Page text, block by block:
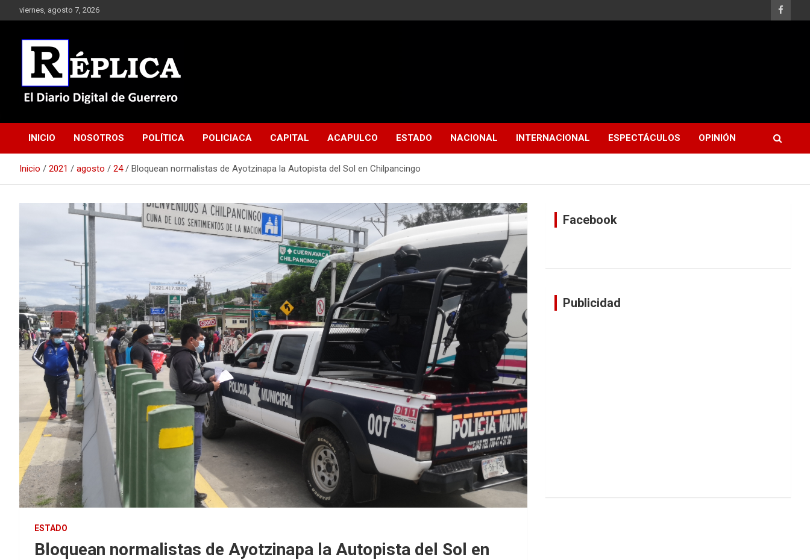
al
viernes, agosto 7, 2026
Réplica
INICIO NOSOTROS POLÍTICA POLICIACA CAPITAL ACAPULCO ESTADO NACIONAL INTERNACIONAL ESPECTÁCULOS OPINIÓN
Inicio 2021 agosto 24 Bloquean normalistas de Ayotzinapa la Autopista del Sol en Chilpancingo
ESTADO
Bloquean normalistas de Ayotzinapa la Autopista del Sol en
Facebook
Publicidad